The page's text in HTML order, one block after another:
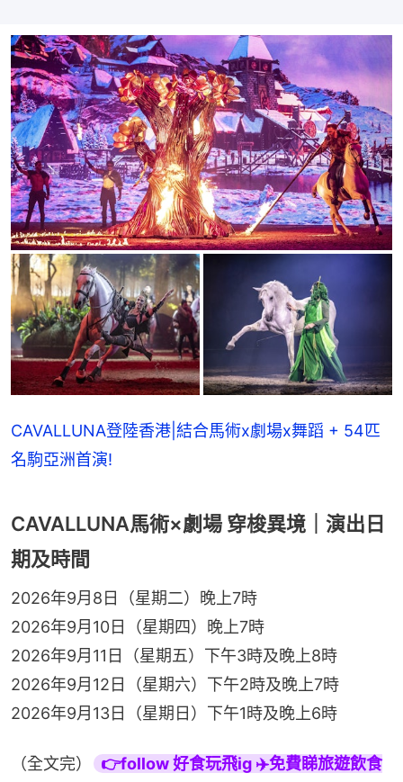
CAVALLUNA登陸香港|結合馬術x劇場x舞蹈 + 54匹
名駒亞洲首演!
CAVALLUNA馬術×劇場 穿梭異境｜演出日
期及時間
2026年9月8日（星期二）晚上7時
2026年9月10日（星期四）晚上7時
2026年9月11日（星期五）下午3時及晚上8時
2026年9月12日（星期六）下午2時及晚上7時
2026年9月13日（星期日）下午1時及晚上6時
（全文完）
👉follow 好食玩飛ig ✈️免費睇旅遊飲食